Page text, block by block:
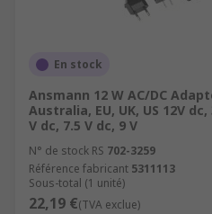
En stock
Ansmann 12 W AC/DC
Australia, EU, UK, US 12V
V dc, 7.5 V dc, 9 V
N° de stock RS 702-3259
Référence fabricant 5311113
Sous-total (1 unité)
22,19 €(TVA exclue)